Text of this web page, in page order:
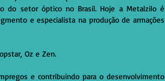
do setor óptico no Brasil. Hoje a Metalzilo é
e especialista na produção de armações
Oz e Zen.
e contribuindo para o desenvolvimento